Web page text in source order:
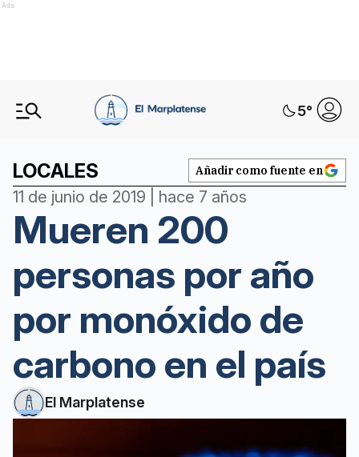
Ads
5°
LOCALES Añadir como fuente en
11 de junio de 2019 | hace 7 años
Mueren 200
personas por año
por monóxido de
carbono en el país
El Marplatense